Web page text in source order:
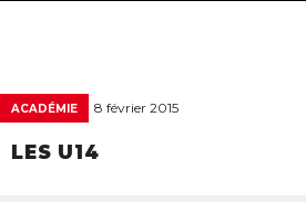
ACADÉMIE 8 février 2015
LES U14